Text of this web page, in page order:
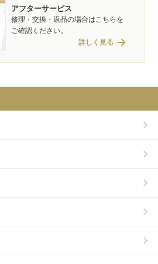
アフターサービス
修理・交換・返品の場合はこちらを
ご確認ください。
詳しく見る arrow_forward